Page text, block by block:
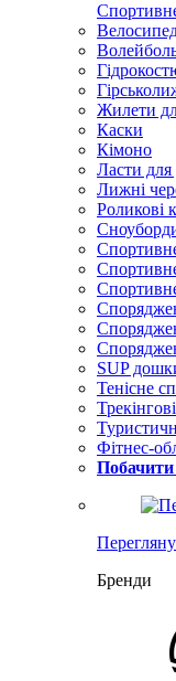
Жилети
Каски
Кімоно
Ласти для
Лижні
Роликові
SUP
Тенісне
Фітнес-
Бренди